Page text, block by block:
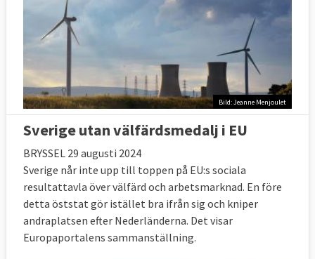
Bild: Jeanne Menjoulet
Sverige utan välfärdsmedalj i EU
BRYSSEL 29 augusti 2024
Sverige når inte upp till toppen på EU:s sociala
resultattavla över välfärd och arbetsmarknad. En före
detta öststat gör istället bra ifrån sig och kniper
andraplatsen efter Nederländerna. Det visar
Europaportalens sammanställning.